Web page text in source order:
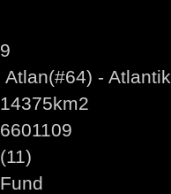
9
Atlan(#64) - Atlantik
14375km2
6601109
(11)
Fund